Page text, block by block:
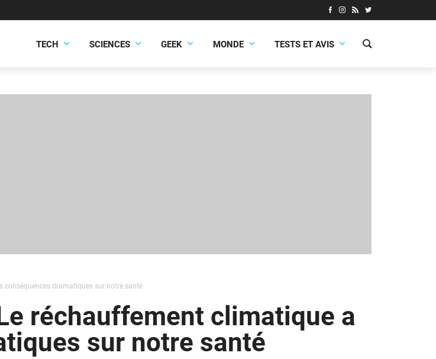
TECH SCIENCES GEEK MONDE TESTS ET AVIS
conséquences dramatiques sur notre santé
réchauffement climatique a
sur notre santé